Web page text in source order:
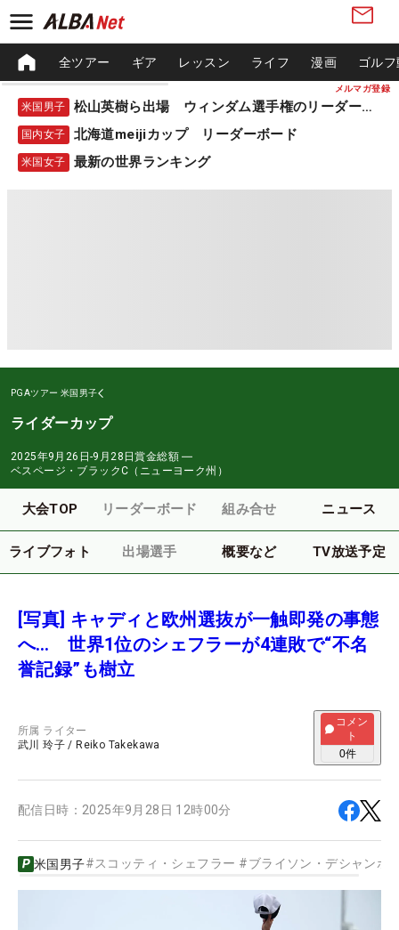
メルマガ登録
全ツアー ギア レッスン ライフ 漫画 ゴル
米国男子 松山英樹ら出場 ウィンダム選手権のリーダーボード
国内女子 北海道meijiカップ リーダーボード
米国女子 最新の世界ランキング
PGAツアー 米国男子
ライダーカップ
2025年9月26日-9月28日賞金総額 ―
ベスページ・ブラックC（ニューヨーク州）
大会TOP リーダーボード 組み合せ ニュース
ライブフォト 出場選手 概要など TV放送予定
[写真] キャディと欧州選抜が一触即発の事態
へ… 世界1位のシェフラーが4連敗で“不名
誉記録”も樹立
所属 ライター
武川 玲子 / Reiko Takekawa
コメン
ト
0件
配信日時： 2025年9月28日 12時00分
米国男子#スコッティ・シェフラー #ブライソン・デシャンボ